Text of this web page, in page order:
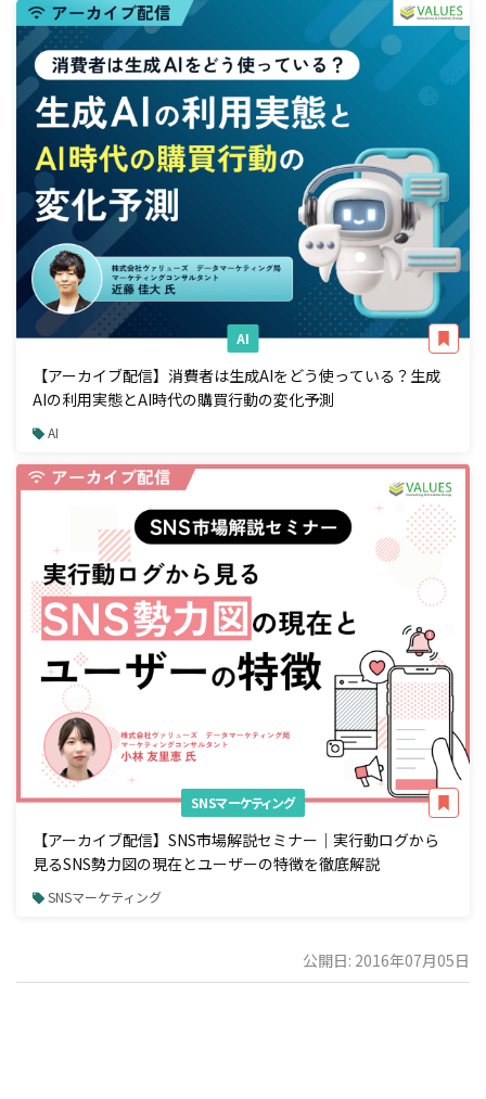
AI
【アーカイブ配信】消費者は生成AIをどう使っている？生成
AIの利用実態とAI時代の購買行動の変化予測
AI
SNSマーケティング
【アーカイブ配信】SNS市場解説セミナー｜実行動ログから
見るSNS勢力図の現在とユーザーの特徴を徹底解説
SNSマーケティング
公開日: 2016年07月05日